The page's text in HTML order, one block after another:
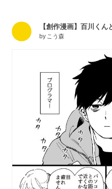
【創作漫画】百川くん
by こう森